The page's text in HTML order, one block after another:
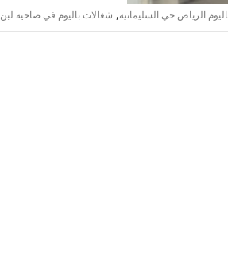
الرياض حي السليمانية, شغالات باليوم في ضاحية لبن